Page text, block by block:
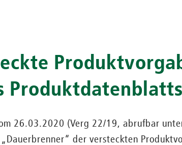
26.03.2020 (Verg 22/19, abrufbar
der versteckten